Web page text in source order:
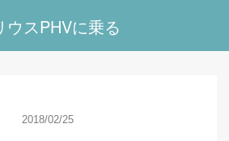
ウスPHVに乗る
2018/02/25